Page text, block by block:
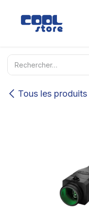
Tous les produits